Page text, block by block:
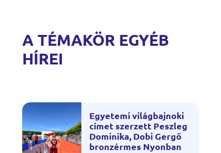
A TÉMAKÖR EGYÉB
HÍREI
Egyetemi világbajnoki
címet szerzett Peszleg
Dominika, Dobi Gergő
bronzérmes Nyonban